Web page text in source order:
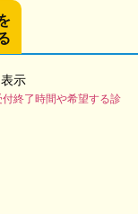
示
終了時間や希望する診